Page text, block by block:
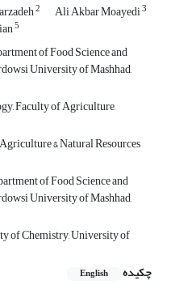
2 Ali Akbar Moayedi3
5
of Food Science and
University of Mashhad,
Faculty of Agriculture,
& Natural Resources
of Food Science and
University of Mashhad,
of Chemistry, University of
چکیده
English